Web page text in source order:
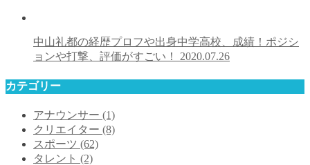
中山礼都の経歴プロフや出身中学高校、成績！ポジシ
ョンや打撃、評価がすごい！ 2020.07.26
カテゴリー
アナウンサー (1)
クリエイター (8)
スポーツ (62)
タレント (2)